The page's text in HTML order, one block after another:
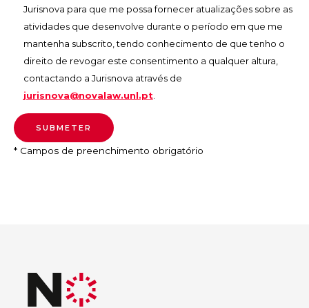
Jurisnova para que me possa fornecer atualizações sobre as
atividades que desenvolve durante o período em que me
mantenha subscrito, tendo conhecimento de que tenho o
direito de revogar este consentimento a qualquer altura,
contactando a Jurisnova através de
jurisnova@novalaw.unl.pt.
* Campos de preenchimento obrigatório